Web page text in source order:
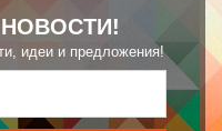
идеи и предложения!